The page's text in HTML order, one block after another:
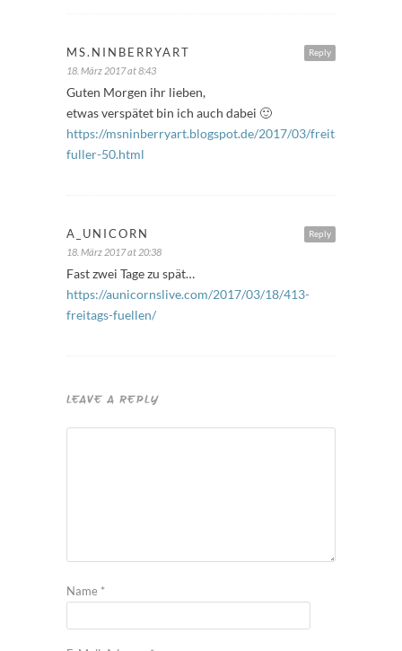
Reply
MS.NINBERRYART
18. März 2017 at 8:43
Guten Morgen ihr lieben,
etwas verspätet bin ich auch dabei 🙂
https://msninberryart.blogspot.de/2017/03/freitags-
fuller-50.html
Reply
A_UNICORN
18. März 2017 at 20:38
Fast zwei Tage zu spät…
https://aunicornslive.com/2017/03/18/413-
freitags-fuellen/
LEAVE A REPLY
Name *